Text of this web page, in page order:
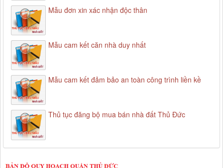
Mẫu đơn xin xác nhận độc thân
Mẫu cam kết căn nhà duy nhất
Mẫu cam kết đảm bảo an toàn công trình liền kề
Thủ tục đăng bộ mua bán nhà đất Thủ Đức